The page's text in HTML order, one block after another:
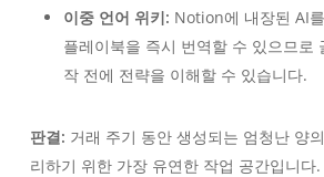
이중 언어 위키: Notion에 내장된 AI
플레이북을 즉시 번역할 수 있으므로
작 전에 전략을 이해할 수 있습니다.
판결: 거래 주기 동안 생성되는 엄청난 양
리하기 위한 가장 유연한 작업 공간입니다.